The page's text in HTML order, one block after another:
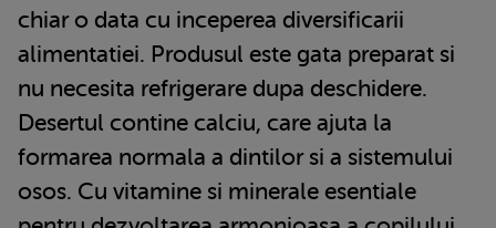
chiar o data cu inceperea diversificarii
alimentatiei. Produsul este gata preparat si
nu necesita refrigerare dupa deschidere.
Desertul contine calciu, care ajuta la
formarea normala a dintilor si a sistemului
osos. Cu vitamine si minerale esentiale